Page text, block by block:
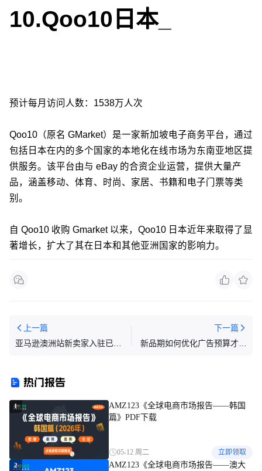
10.Qoo10日本_
预计每月访问人数：1538万人次
Qoo10（原名 GMarket）是一家新加坡电子商务平台，通过
包括日本在内的多个国家的本地化在线市场为东南亚地区提
供服务。该平台由与 eBay 的合资企业运营，提供大量产
品，涵盖移动、体育、时尚、家居、书籍和电子门票等类
别。
自 Qoo10 收购 Gmarket 以来，Qoo10 日本近年来取得了显
著增长，扩大了其在日本和其他亚洲国家的影响力。
上一篇
亚马逊澳洲站新卖家入驻已开
下一篇
新品期如何优化广告预算才合
热门报告
1
AMZ123《全球电商市场报告——韩国
篇》PDF下载
05-12 周二 立即领取
2
AMZ123《全球电商市场报告——澳大